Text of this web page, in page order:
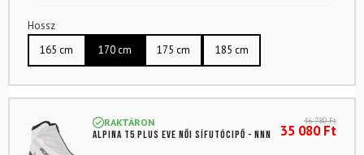
Hossz
165 cm
170 cm 175 cm 185 cm
RAKTÁRON
ALPINA T5 Plus Eve női sífutócipő - NNN
46 780Ft
35 080Ft